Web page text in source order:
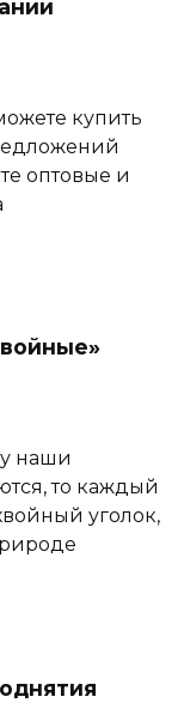
купить
оптовые и
наши
то каждый
уголок,